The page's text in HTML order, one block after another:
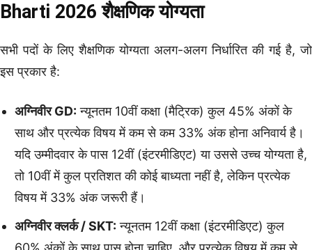
Bharti 2026 शैक्षणिक योग्यता
सभी पदों के लिए शैक्षणिक योग्यता अलग-अलग निर्धारित की गई है, जो
इस प्रकार है:
अग्निवीर GD: न्यूनतम 10वीं कक्षा (मैट्रिक) कुल 45% अंकों के
साथ और प्रत्येक विषय में कम से कम 33% अंक होना अनिवार्य है।
यदि उम्मीदवार के पास 12वीं (इंटरमीडिएट) या उससे उच्च योग्यता है,
तो 10वीं में कुल प्रतिशत की कोई बाध्यता नहीं है, लेकिन प्रत्येक
विषय में 33% अंक जरूरी हैं।
अग्निवीर क्लर्क / SKT: न्यूनतम 12वीं कक्षा (इंटरमीडिएट) कुल